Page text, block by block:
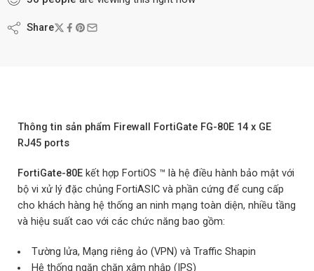
Share
Thông tin sản phẩm Firewall FortiGate FG-80E 14 x GE
RJ45 ports
FortiGate-80E kết hợp FortiOS ™ là hệ điều hành bảo mật với
bộ vi xử lý đặc chủng FortiASIC và phần cứng để cung cấp
cho khách hàng hệ thống an ninh mạng toàn diện, nhiều tầng
và hiệu suất cao với các chức năng bao gồm:
Tường lửa, Mạng riêng ảo (VPN) và Traffic Shapin
Hệ thống ngăn chặn xâm nhập (IPS)